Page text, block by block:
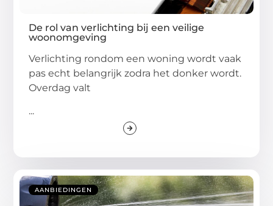
De rol van verlichting bij een veilige
woonomgeving
Verlichting rondom een woning wordt vaak
pas echt belangrijk zodra het donker wordt.
Overdag valt
...
AANBIEDINGEN